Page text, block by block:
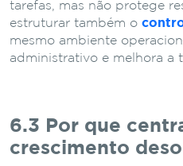
tarefas, mas não protege
estruturar também o
mesmo ambiente
administrativo e melhora a
6.3 Por que
crescimento